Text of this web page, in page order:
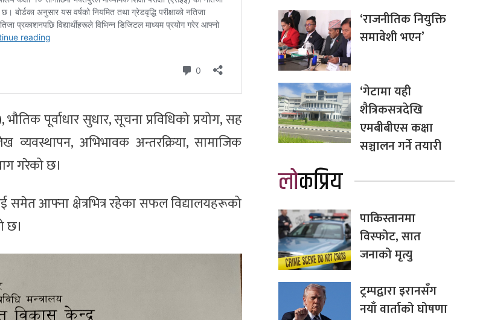
पूर्वाधार सुधार, सूचना प्रविधिको प्रयोग, सह
व्यवस्थापन, अभिभावक अन्तरक्रिया, सामाजिक
गरेको छ।
समेत आफ्ना क्षेत्रभित्र रहेका सफल विद्यालयहरूको
छ।
‘राजनीतिक नियुक्ति
समावेशी भएन’
‘गेटामा यही
शैत्रिकसत्रदेखि
एमबीबीएस कक्षा
सञ्चालन गर्ने तयारी
लोकप्रिय
पाकिस्तानमा
विस्फोट, सात
जनाको मृत्यु
ट्रम्पद्वारा इरानसँग
नयाँ वार्ताको घोषणा